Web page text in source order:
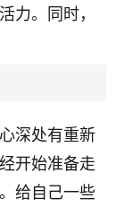
力。同时，
深处有重新
开始准备走
给自己一些
她就要死要活
推荐的慧来老
，法事一个个
她能考多好的
体心理都健健
16